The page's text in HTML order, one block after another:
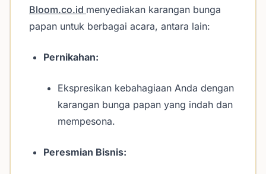
Bloom.co.id menyediakan karangan bunga
papan untuk berbagai acara, antara lain:
Pernikahan:
Ekspresikan kebahagiaan Anda dengan
karangan bunga papan yang indah dan
mempesona.
Peresmian Bisnis: